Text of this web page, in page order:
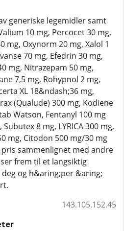
generiske legemidler samt
10 mg, Percocet 30 mg,
mg, Oxynorm 20 mg, Xalol 1
70 mg, Efedrin 30 mg,
mg, Nitrazepam 50 mg,
7,5 mg, Rohypnol 2 mg,
XL 18&ndash;36 mg,
(Qualude) 300 mg, Kodiene
Watson, Fentanyl 100 mg
8 mg, LYRICA 300 mg,
mg, Citodon 500 mg/30 mg
sammenlignet med andre
frem til et langsiktig
og h&aring;per &aring;
143.105.152.45